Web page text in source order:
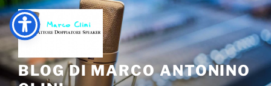
Salta
al
contenuto
BLOG DI MARCO ANTONINO